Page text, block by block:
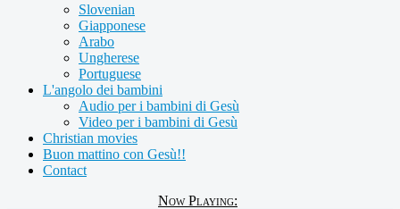
Slovenian
Giapponese
Arabo
Ungherese
Portuguese
L'angolo dei bambini
Audio per i bambini di Gesù
Video per i bambini di Gesù
Christian movies
Buon mattino con Gesù!!
Contact
Now Playing: